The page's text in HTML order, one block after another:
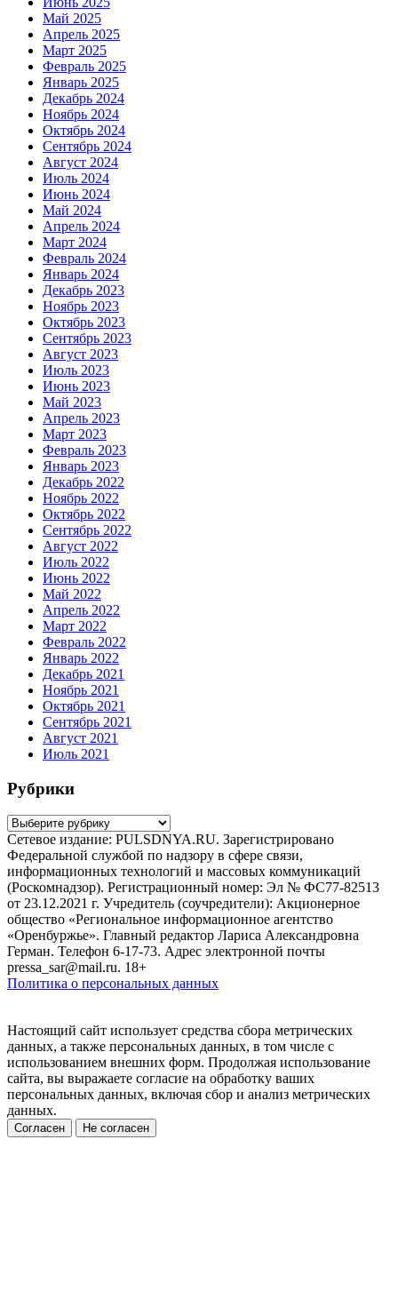
Май 2025
Апрель 2025
Март 2025
Февраль 2025
Январь 2025
Декабрь 2024
Ноябрь 2024
Октябрь 2024
Сентябрь 2024
Август 2024
Июль 2024
Июнь 2024
Май 2024
Апрель 2024
Март 2024
Февраль 2024
Январь 2024
Декабрь 2023
Ноябрь 2023
Октябрь 2023
Сентябрь 2023
Август 2023
Июль 2023
Июнь 2023
Май 2023
Апрель 2023
Март 2023
Февраль 2023
Январь 2023
Декабрь 2022
Ноябрь 2022
Октябрь 2022
Сентябрь 2022
Август 2022
Июль 2022
Июнь 2022
Май 2022
Апрель 2022
Март 2022
Февраль 2022
Январь 2022
Декабрь 2021
Ноябрь 2021
Октябрь 2021
Сентябрь 2021
Август 2021
Июль 2021
Рубрики
Рубрики
Сетевое издание: PULSDNYA.RU. Зарегистрировано
Федеральной службой по надзору в сфере связи,
информационных технологий и массовых коммуникаций
(Роскомнадзор). Регистрационный номер: Эл № ФС77-82513
от 23.12.2021 г. Учредитель (соучредители): Акционерное
общество «Региональное информационное агентство
«Оренбуржье». Главный редактор Лариса Александровна
Герман. Телефон 6-17-73. Адрес электронной почты
pressa_sar@mail.ru. 18+
Политика о персональных данных
Настоящий сайт использует средства сбора метрических
данных, а также персональных данных, в том числе с
использованием внешних форм. Продолжая использование
сайта, вы выражаете согласие на обработку ваших
персональных данных, включая сбор и анализ метрических
данных.
Согласен Не согласен